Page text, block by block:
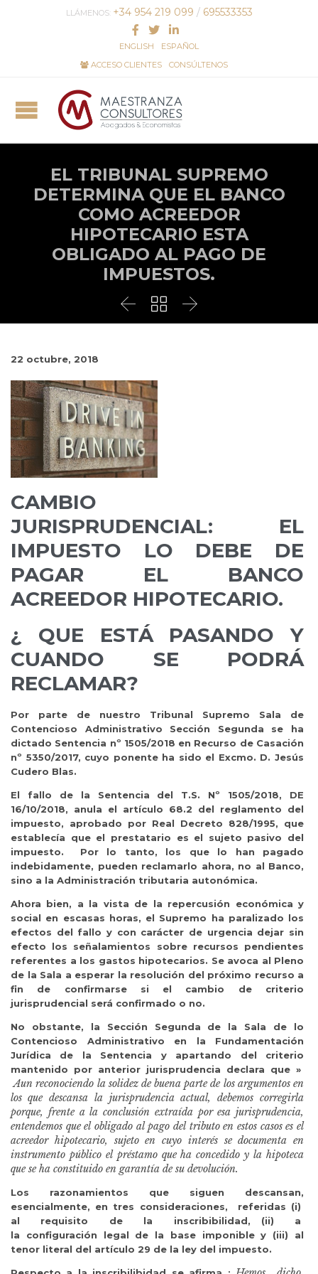
LLÁMENOS: +34 954 219 099 / 695533353
ENGLISH
ESPAÑOL
ACCESO CLIENTES
CONSÚLTENOS
EL TRIBUNAL SUPREMO
DETERMINA QUE EL BANCO
COMO ACREEDOR
HIPOTECARIO ESTA
OBLIGADO AL PAGO DE
IMPUESTOS.
  
22 octubre, 2018
CAMBIO
JURISPRUDENCIAL: EL
IMPUESTO LO DEBE DE
PAGAR EL BANCO
ACREEDOR HIPOTECARIO.
¿ QUE ESTÁ PASANDO Y
CUANDO SE PODRÁ
RECLAMAR?
Por parte de nuestro Tribunal Supremo Sala de
Contencioso Administrativo Sección Segunda se ha
dictado Sentencia nº 1505/2018 en Recurso de Casación
nº 5350/2017, cuyo ponente ha sido el Excmo. D. Jesús
Cudero Blas.
El fallo de la Sentencia del T.S. Nº 1505/2018, DE
16/10/2018, anula el artículo 68.2 del reglamento del
impuesto, aprobado por Real Decreto 828/1995, que
establecía que el prestatario es el sujeto pasivo del
impuesto. Por lo tanto, los que lo han pagado
indebidamente, pueden reclamarlo ahora, no al Banco,
sino a la Administración tributaria autonómica.
Ahora bien, a la vista de la repercusión económica y
social en escasas horas, el Supremo ha paralizado los
efectos del fallo y con carácter de urgencia dejar sin
efecto los señalamientos sobre recursos pendientes
referentes a los gastos hipotecarios. Se avoca al Pleno
de la Sala a esperar la resolución del próximo recurso a
fin de confirmarse si el cambio de criterio
jurisprudencial será confirmado o no.
No obstante, la Sección Segunda de la Sala de lo
Contencioso Administrativo en la Fundamentación
Jurídica de la Sentencia y apartando del criterio
mantenido por anterior jurisprudencia declara que »
Aun reconociendo la solidez de buena parte de los argumentos en
los que descansa la jurisprudencia actual, debemos corregirla
porque, frente a la conclusión extraída por esa jurisprudencia,
entendemos que el obligado al pago del tributo en estos casos es el
acreedor hipotecario, sujeto en cuyo interés se documenta en
instrumento público el préstamo que ha concedido y la hipoteca
que se ha constituido en garantía de su devolución.
Los razonamientos que siguen descansan,
esencialmente, en tres consideraciones, referidas (i)
al requisito de la inscribibilidad, (ii) a
la configuración legal de la base imponible y (iii) al
tenor literal del artículo 29 de la ley del impuesto.